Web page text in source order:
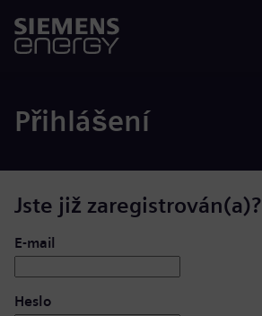
Přihlášení
Jste již zaregistrován(a)?
Přihlášení: uživatel a heslo
E-mail
Heslo